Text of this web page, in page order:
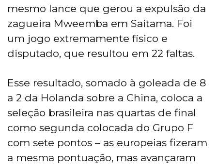
mesmo lance que gerou a expulsão da
zagueira Mweemba em Saitama. Foi
um jogo extremamente físico e
disputado, que resultou em 22 faltas.
Esse resultado, somado à goleada de 8
a 2 da Holanda sobre a China, coloca a
seleção brasileira nas quartas de final
como segunda colocada do Grupo F
com sete pontos – as europeias fizeram
a mesma pontuação, mas avançaram